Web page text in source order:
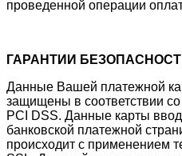
проведенной операции
ГАРАНТИИ
Данные Вашей платежной
защищены в соответствии
PCI DSS. Данные карты
банковской платежной
происходит с применением